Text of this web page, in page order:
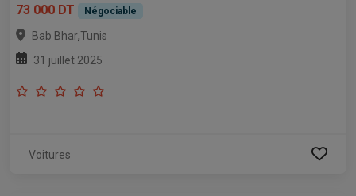
73 000 DT
Négociable
Bab Bhar,Tunis
31 juillet 2025
Voitures